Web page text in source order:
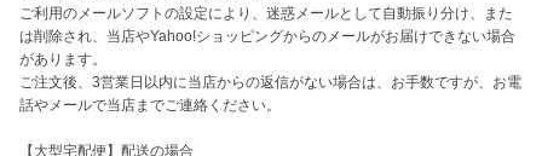
ご利用のメールソフトの設定により、迷惑メールとして自動振り分け、また
は削除され、当店やYahoo!ショッピングからのメールがお届けできない場合
があります。
ご注文後、3営業日以内に当店からの返信がない場合は、お手数ですが、お電
話やメールで当店までご連絡ください。
【大型宅配便】配送の場合